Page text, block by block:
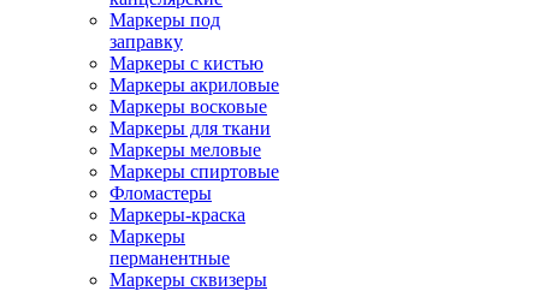
Маркеры под
заправку
Маркеры с кистью
Маркеры акриловые
Маркеры восковые
Маркеры для ткани
Маркеры меловые
Маркеры спиртовые
Фломастеры
Маркеры-краска
Маркеры
перманентные
Маркеры сквизеры